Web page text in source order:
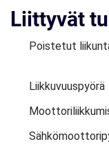
Liittyvät
Poistetut
Liikkuvuuspyörä